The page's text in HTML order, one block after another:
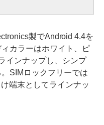
製でAndroid 4.4を
カラーはホワイト、ピ
インナップし、シンプ
SIMロックフリーでは
端末としてラインナッ